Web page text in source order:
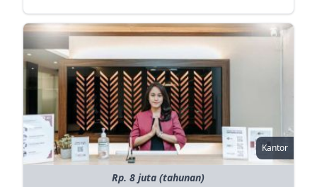
Kantor
Rp. 8 juta (tahunan)